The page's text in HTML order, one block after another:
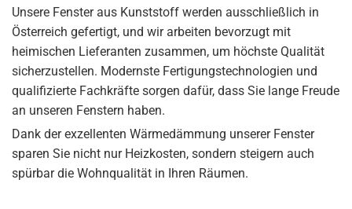
Unsere Fenster aus Kunststoff werden ausschließlich in
Österreich gefertigt, und wir arbeiten bevorzugt mit
heimischen Lieferanten zusammen, um höchste Qualität
sicherzustellen. Modernste Fertigungstechnologien und
qualifizierte Fachkräfte sorgen dafür, dass Sie lange Freude
an unseren Fenstern haben.
Dank der exzellenten Wärmedämmung unserer Fenster
sparen Sie nicht nur Heizkosten, sondern steigern auch
spürbar die Wohnqualität in Ihren Räumen.